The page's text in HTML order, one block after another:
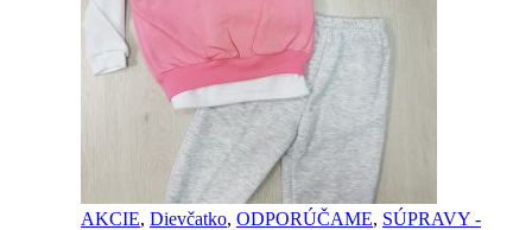
AKCIE, Dievčatko, ODPORÚČAME, SÚPRAVY -